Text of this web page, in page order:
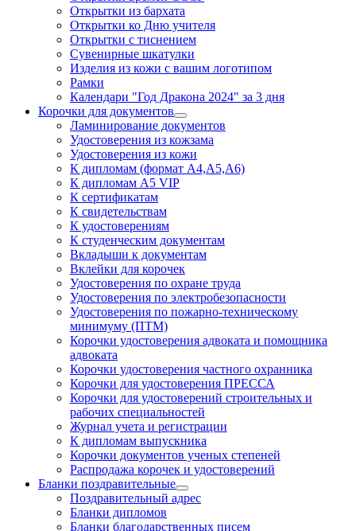
Открытки из бархата
Открытки ко Дню учителя
Открытки с тиснением
Сувенирные шкатулки
Изделия из кожи с вашим логотипом
Рамки
Календари "Год Дракона 2024" за 3 дня
Корочки для документов
Ламинирование документов
Удостоверения из кожзама
Удостоверения из кожи
К дипломам (формат А4,А5,А6)
К дипломам А5 VIP
К сертификатам
К свидетельствам
К удостоверениям
К студенческим документам
Вкладыши к документам
Вклейки для корочек
Удостоверения по охране труда
Удостоверения по электробезопасности
Удостоверения по пожарно-техническому
минимуму (ПТМ)
Корочки удостоверения адвоката и помощника
адвоката
Корочки удостоверения частного охранника
Корочки для удостоверения ПРЕССА
Корочки для удостоверений строительных и
рабочих специальностей
Журнал учета и регистрации
К дипломам выпускника
Корочки документов ученых степеней
Распродажа корочек и удостоверений
Бланки поздравительные
Поздравительный адрес
Бланки дипломов
Бланки благодарственных писем